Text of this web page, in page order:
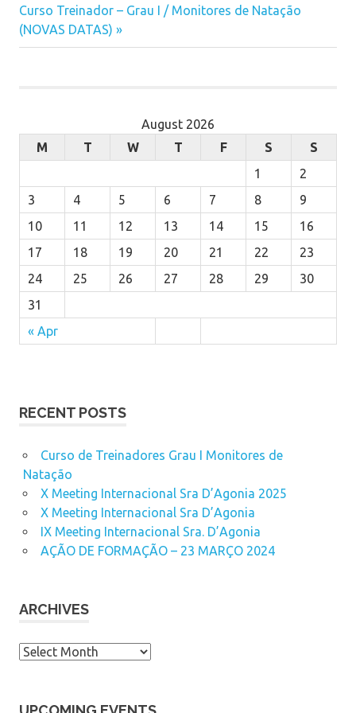
Post
navigation
Post:
Next
Post:
Curso Treinador – Grau I / Monitores de Natação
(NOVAS DATAS)
August 2026
M
T W T F S S
« Apr
1
2
3
4 5 6 7 8
9
10
11 12 13 14 15
16
17
18 19 20 21 22
23
24
25 26 27 28 29
30
31
RECENT POSTS
Curso de Treinadores Grau I Monitores de
Natação
X Meeting Internacional Sra D’Agonia 2025
X Meeting Internacional Sra D’Agonia
IX Meeting Internacional Sra. D’Agonia
AÇÃO DE FORMAÇÃO – 23 MARÇO 2024
ARCHIVES
A
h